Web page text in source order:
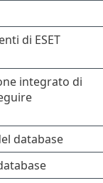
di ESET
integrato di
database